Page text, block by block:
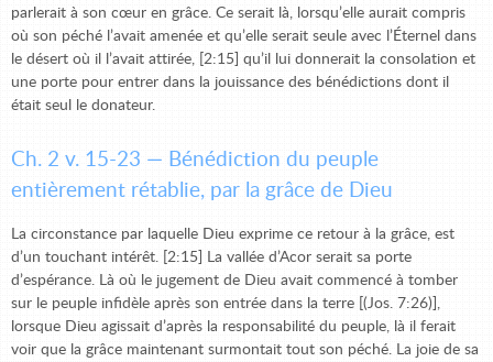
parlerait à son cœur en grâce. Ce serait là, lorsqu’elle aurait compris
où son péché l’avait amenée et qu’elle serait seule avec l’Éternel dans
le désert où il l’avait attirée, [2:15] qu’il lui donnerait la consolation et
une porte pour entrer dans la jouissance des bénédictions dont il
était seul le donateur.
Ch. 2 v. 15-23 — Bénédiction du peuple
entièrement rétablie, par la grâce de Dieu
La circonstance par laquelle Dieu exprime ce retour à la grâce, est
d’un touchant intérêt. [2:15] La vallée d’Acor serait sa porte
d’espérance. Là où le jugement de Dieu avait commencé à tomber
sur le peuple infidèle après son entrée dans la terre [(Jos. 7:26)],
lorsque Dieu agissait d’après la responsabilité du peuple, là il ferait
voir que la grâce maintenant surmontait tout son péché. La joie de sa